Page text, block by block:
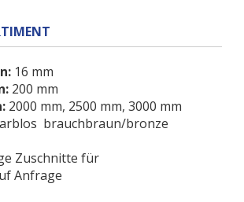
16 mm
200 mm
2000 mm, 2500 mm, 3000 mm
brauchbraun/bronze
Zuschnitte für
Anfrage